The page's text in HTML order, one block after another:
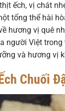
ếch, vị chát
tổng thể hài
hương vị quê
người Việt
và hương vị
Chuối